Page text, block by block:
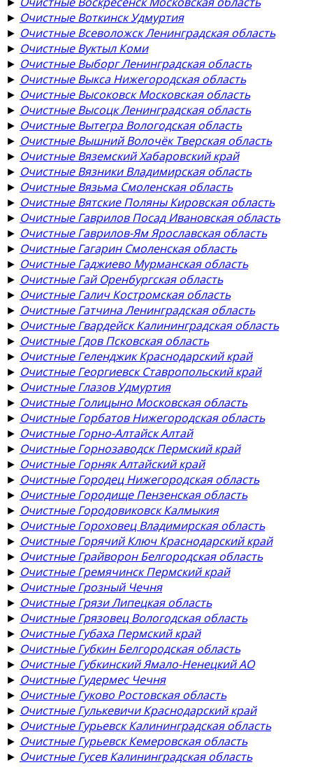
► Очистные Воткинск Удмуртия
► Очистные Всеволожск Ленинградская область
► Очистные Вуктыл Коми
► Очистные Выборг Ленинградская область
► Очистные Выкса Нижегородская область
► Очистные Высоковск Московская область
► Очистные Высоцк Ленинградская область
► Очистные Вытегра Вологодская область
► Очистные Вышний Волочёк Тверская область
► Очистные Вяземский Хабаровский край
► Очистные Вязники Владимирская область
► Очистные Вязьма Смоленская область
► Очистные Вятские Поляны Кировская область
► Очистные Гаврилов Посад Ивановская область
► Очистные Гаврилов-Ям Ярославская область
► Очистные Гагарин Смоленская область
► Очистные Гаджиево Мурманская область
► Очистные Гай Оренбургская область
► Очистные Галич Костромская область
► Очистные Гатчина Ленинградская область
► Очистные Гвардейск Калининградская область
► Очистные Гдов Псковская область
► Очистные Геленджик Краснодарский край
► Очистные Георгиевск Ставропольский край
► Очистные Глазов Удмуртия
► Очистные Голицыно Московская область
► Очистные Горбатов Нижегородская область
► Очистные Горно-Алтайск Алтай
► Очистные Горнозаводск Пермский край
► Очистные Горняк Алтайский край
► Очистные Городец Нижегородская область
► Очистные Городище Пензенская область
► Очистные Городовиковск Калмыкия
► Очистные Гороховец Владимирская область
► Очистные Горячий Ключ Краснодарский край
► Очистные Грайворон Белгородская область
► Очистные Гремячинск Пермский край
► Очистные Грозный Чечня
► Очистные Грязи Липецкая область
► Очистные Грязовец Вологодская область
► Очистные Губаха Пермский край
► Очистные Губкин Белгородская область
► Очистные Губкинский Ямало-Ненецкий АО
► Очистные Гудермес Чечня
► Очистные Гуково Ростовская область
► Очистные Гулькевичи Краснодарский край
► Очистные Гурьевск Калининградская область
► Очистные Гурьевск Кемеровская область
► Очистные Гусев Калининградская область